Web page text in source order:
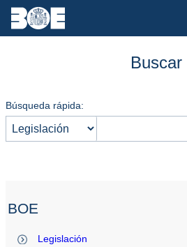
Buscar
Búsqueda rápida:
BOE
Legislación